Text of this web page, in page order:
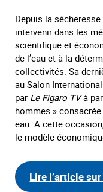
Depuis la
intervenir dans les
scientifique et
de l’eau et à la
collectivités. Sa
au Salon
par Le Figaro TVà
hommes »
eau. A cette
le modèle
Lire l’article